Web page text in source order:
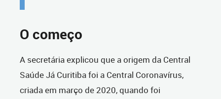
O começo
A secretária explicou que a origem da Central
Saúde Já Curitiba foi a Central Coronavírus,
criada em março de 2020, quando foi